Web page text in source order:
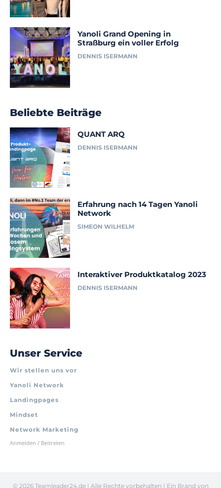
Yanoli Grand Opening in
Straßburg ein voller Erfolg
DENNIS ISERMANN
Beliebte Beiträge
QUANT ARQ
DENNIS ISERMANN
Erfahrung nach 14 Tagen Yanoli
Network
SIMEON WILHELM
Interaktiver Produktkatalog 2023
DENNIS ISERMANN
Unser Service
Wir stellen uns vor
Yanoli Network
Landingpages
Mindset
Network Marketing
Anmelden / Beitreten
© 2026 Teamleader24.de | Alle Rechte vorbehalten | Ein Brand von